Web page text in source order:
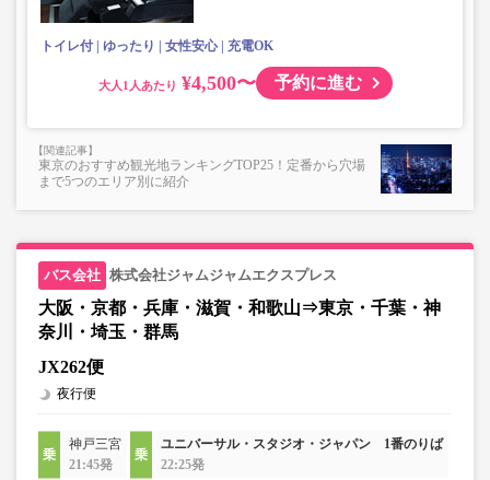
上記「トランクにてお預かりできる荷物」の条件を満たさ
トイレ付 ゆったり 女性安心 充電OK
大人 ¥4,500〜 予約に進む
東京のおすすめ観光地ランキングTOP25！定番から穴場
まで5つのエリア別に紹介
株式会社ジャムジャムエクスプレス
大阪・京都・兵庫・滋賀・和歌山⇒東京・千葉・神
奈川・埼玉・群馬
JX262便
夜行便
神戸三宮
21:45発
ユニバーサル・スタジオ・ジャパン 1番のりば
22:25発